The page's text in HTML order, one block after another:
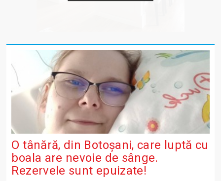
O tânără, din Botoșani, care luptă cu
boala are nevoie de sânge.
Rezervele sunt epuizate!